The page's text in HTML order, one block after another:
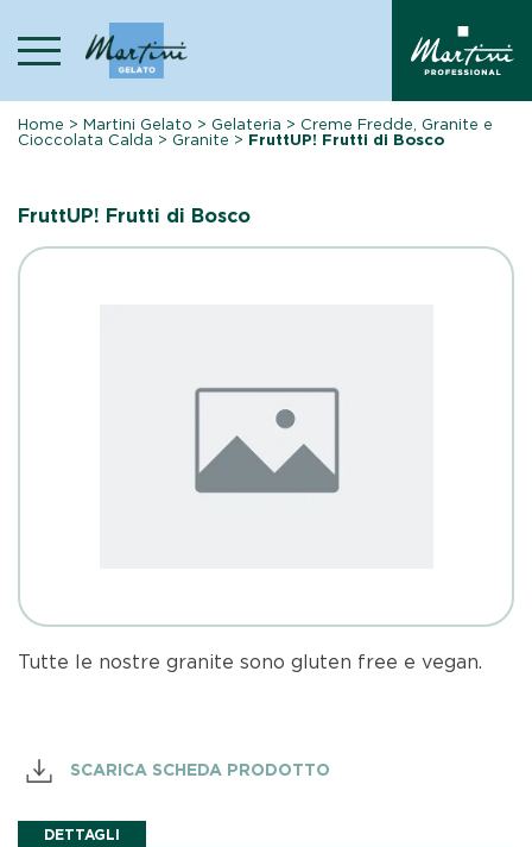
content
Home >Martini Gelato > Gelateria > Creme Fredde, Granite e
Cioccolata Calda > Granite > FruttUP! Frutti di Bosco
FruttUP! Frutti di Bosco
Tutte le nostre granite sono gluten free e vegan.
SCARICA SCHEDA PRODOTTO
DETTAGLI